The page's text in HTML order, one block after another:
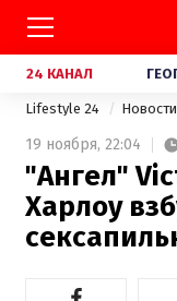
24 КАНАЛ
Lifestyle 24
19 ноября, 22:04
"Ангел"
Харлоу